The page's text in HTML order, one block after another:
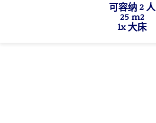
可容纳 2 人
25 m2
1x 大床